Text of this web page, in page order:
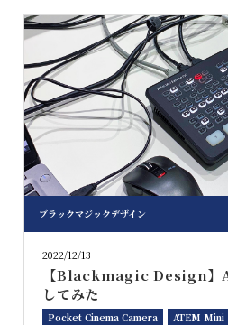
ブラックマジックデザイン
2022/12/13
【Blackmagic Design】
してみた
Pocket Cinema Camera ATEM Mini